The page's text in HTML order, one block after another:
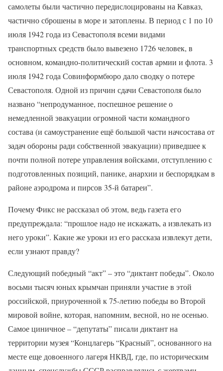
самолеты были частично передислоцированы на Кавказ,
частично сброшены в море и затоплены. В период с 1 по 10
июля 1942 года из Севастополя всеми видами
транспортных средств было вывезено 1726 человек, в
основном, командно-политический состав армии и флота. 3
июля 1942 года Совинформбюро дало сводку о потере
Севастополя. Одной из причин сдачи Севастополя было
названо “непродуманное, поспешное решение о
немедленной эвакуации огромной части командного
состава (и самоустранение ещё большой части начсостава от
задач обороны ради собственной эвакуации) приведшее к
почти полной потере управления войсками, отступлению с
подготовленных позиций, панике, анархии и беспорядкам в
районе аэродрома и пирсов 35-й батареи”.
Почему Фикс не рассказал об этом, ведь газета его
предупреждала: “прошлое надо не искажать, а извлекать из
него уроки”. Какие же уроки из его рассказа извлекут дети,
если узнают правду?
Следующий победный “акт” – это “диктант победы”. Около
восьми тысяч юных крымчан приняли участие в этой
российской, приуроченной к 75-летию победы во Второй
мировой войне, которая, напомним, весной, но не осенью.
Самое циничное – “депутаты” писали диктант на
территории музея “Концлагерь “Красный”, основанного на
месте еще довоенного лагеря НКВД, где, по историческим